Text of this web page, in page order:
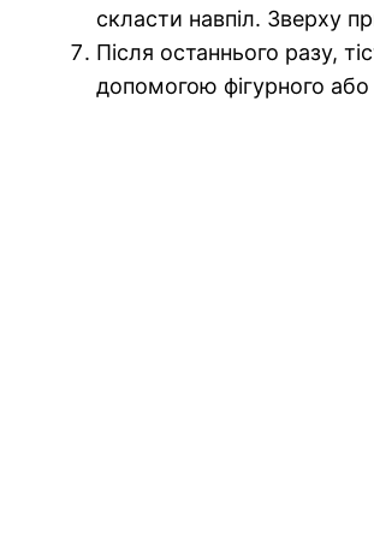
скласти навпіл. Зверху
Після останнього разу,
допомогою фігурного